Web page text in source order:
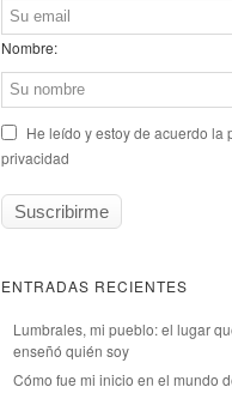
Nombre:
He leído y estoy de acuerdo la
privacidad
ENTRADAS RECIENTES
Lumbrales, mi pueblo: el lugar
enseñó quién soy
Cómo fue mi inicio en el mundo